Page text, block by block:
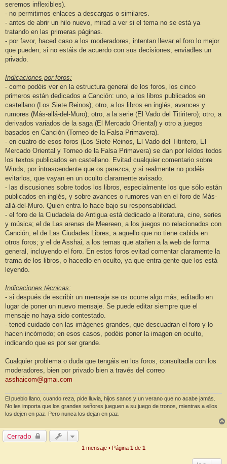
seremos inflexibles).
- no permitimos enlaces a descargas o similares.
- antes de abrir un hilo nuevo, mirad a ver si el tema no se está ya
tratando en las primeras páginas.
- por favor, haced caso a los moderadores, intentan llevar el foro lo mejor
que pueden; si no estáis de acuerdo con sus decisiones, enviadles un
privado.
Indicaciones por foros:
- como podéis ver en la estructura general de los foros, los cinco
primeros están dedicados a Canción: uno, a los libros publicados en
castellano (Los Siete Reinos); otro, a los libros en inglés, avances y
rumores (Más-allá-del-Muro); otro, a la serie (El Vado del Titiritero); otro, a
derivados variados de la saga (El Mercado Oriental) y otro a juegos
basados en Canción (Torneo de la Falsa Primavera).
- en cuatro de esos foros (Los Siete Reinos, El Vado del Titiritero, El
Mercado Oriental y Torneo de la Falsa Primavera) se dan por leídos todos
los textos publicados en castellano. Evitad cualquier comentario sobre
Winds, por intrascendente que os parezca, y si realmente no podéis
evitarlos, que vayan en un oculto claramente avisado.
- las discusiones sobre todos los libros, especialmente los que sólo están
publicados en inglés, y sobre avances o rumores van en el foro de Más-
allá-del-Muro. Quien entra lo hace bajo su responsabilidad.
- el foro de la Ciudadela de Antigua está dedicado a literatura, cine, series
y música; el de Las arenas de Meereen, a los juegos no relacionados con
Canción; el de Las Ciudades Libres, a aquello que no tiene cabida en
otros foros; y el de Asshai, a los temas que atañen a la web de forma
general, incluyendo el foro. En estos foros evitad comentar claramente la
trama de los libros, o hacedlo en oculto, ya que entra gente que los está
leyendo.
Indicaciones técnicas:
- si después de escribir un mensaje se os ocurre algo más, editadlo en
lugar de poner un nuevo mensaje. Se puede editar siempre que el
mensaje no haya sido contestado.
- tened cuidado con las imágenes grandes, que descuadran el foro y lo
hacen incómodo; en esos casos, podéis poner la imagen en oculto,
indicando que es por ser grande.
Cualquier problema o duda que tengáis en los foros, consultadla con los
moderadores, bien por privado bien a través del correo
asshaicom@gmai.com
El pueblo llano, cuando reza, pide lluvia, hijos sanos y un verano que no acabe jamás.
No les importa que los grandes señores jueguen a su juego de tronos, mientras a ellos
los dejen en paz. Pero nunca los dejan en paz.
Cerrado
1 mensaje • Página 1 de 1